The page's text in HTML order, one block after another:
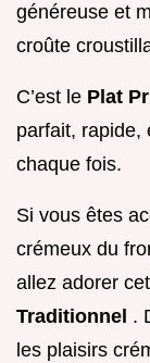
généreuse et
croûte
C’est le Plat
parfait, rapide,
chaque fois.
Si vous êtes
crémeux du
allez adorer
Traditionnel .
les plaisirs